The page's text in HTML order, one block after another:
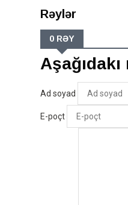
Rəylər
0 RƏY
Ad soyad
E-poçt